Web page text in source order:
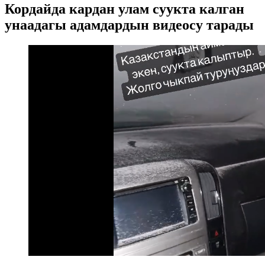
Кордайда кардан улам суукта калган
унаадагы адамдардын видеосу тарады